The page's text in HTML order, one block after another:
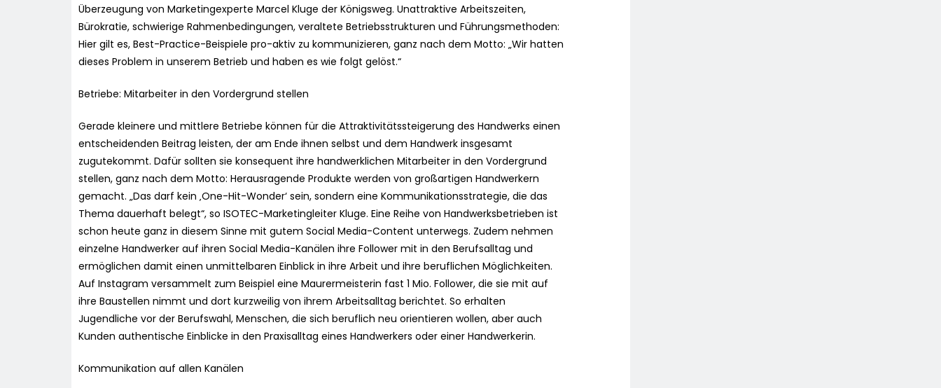
Überzeugung von Marketingexperte Marcel Kluge der Königsweg. Unattraktive Arbeitszeiten,
Bürokratie, schwierige Rahmenbedingungen, veraltete Betriebsstrukturen und Führungsmethoden:
Hier gilt es, Best-Practice-Beispiele pro-aktiv zu kommunizieren, ganz nach dem Motto: „Wir hatten
dieses Problem in unserem Betrieb und haben es wie folgt gelöst.“
Betriebe: Mitarbeiter in den Vordergrund stellen
Gerade kleinere und mittlere Betriebe können für die Attraktivitätssteigerung des Handwerks einen
entscheidenden Beitrag leisten, der am Ende ihnen selbst und dem Handwerk insgesamt
zugutekommt. Dafür sollten sie konsequent ihre handwerklichen Mitarbeiter in den Vordergrund
stellen, ganz nach dem Motto: Herausragende Produkte werden von großartigen Handwerkern
gemacht. „Das darf kein ‚One-Hit-Wonder‘ sein, sondern eine Kommunikationsstrategie, die das
Thema dauerhaft belegt“, so ISOTEC-Marketingleiter Kluge. Eine Reihe von Handwerksbetrieben ist
schon heute ganz in diesem Sinne mit gutem Social Media-Content unterwegs. Zudem nehmen
einzelne Handwerker auf ihren Social Media-Kanälen ihre Follower mit in den Berufsalltag und
ermöglichen damit einen unmittelbaren Einblick in ihre Arbeit und ihre beruflichen Möglichkeiten.
Auf Instagram versammelt zum Beispiel eine Maurermeisterin fast 1 Mio. Follower, die sie mit auf
ihre Baustellen nimmt und dort kurzweilig von ihrem Arbeitsalltag berichtet. So erhalten
Jugendliche vor der Berufswahl, Menschen, die sich beruflich neu orientieren wollen, aber auch
Kunden authentische Einblicke in den Praxisalltag eines Handwerkers oder einer Handwerkerin.
Kommunikation auf allen Kanälen